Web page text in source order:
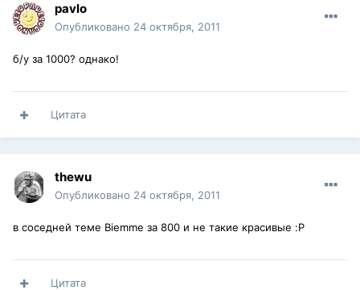
pavlo
Опубликовано 24 октября, 2011
б/у за 1000? однако!
Цитата
thewu
Опубликовано 24 октября, 2011
в соседней теме Biemme за 800 и не такие красивые :P
Цитата